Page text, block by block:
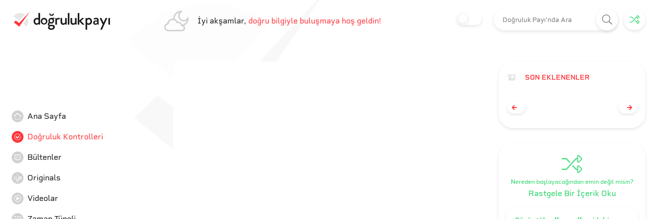
İyi akşamlar, doğru bilgiyle buluşmaya hoş geldin!
Ana Sayfa
Doğruluk Kontrolleri
Bültenler
Originals
Videolar
SON EKLENENLER
Nereden başlayacağından emin değil misin?
Rastgele Bir İçerik Oku